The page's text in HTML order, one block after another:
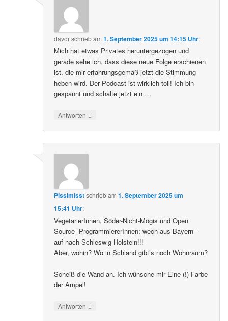
davorschriebam1. September 2025 um 14:15 Uhr:
Mich hat etwas Privates heruntergezogen und
gerade sehe ich, dass diese neue Folge erschienen
ist, die mir erfahrungsgemäß jetzt die Stimmung
heben wird. Der Podcast ist wirklich toll! Ich bin
gespannt und schalte jetzt ein …
Antworten ↓
Pissimisstschriebam1. September 2025 um
15:41 Uhr:
VegetarierInnen, Söder-Nicht-Mögis und Open
Source- ProgrammiererInnen: wech aus Bayern –
auf nach Schleswig-Holstein!!!
Aber, wohin? Wo in Schland gibt’s noch Wohnraum?
Scheiß die Wand an. Ich wünsche mir Eine (!) Farbe
der Ampel!
Antworten ↓